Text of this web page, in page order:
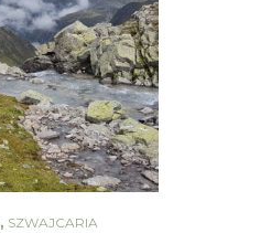
, SZWAJCARIA